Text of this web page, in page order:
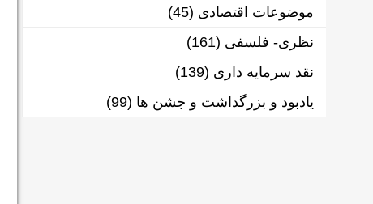
موضوعات اقتصادی (45)
نظری- فلسفی (161)
نقد سرمایه داری (139)
یادبود و بزرگداشت و جشن ها (99)